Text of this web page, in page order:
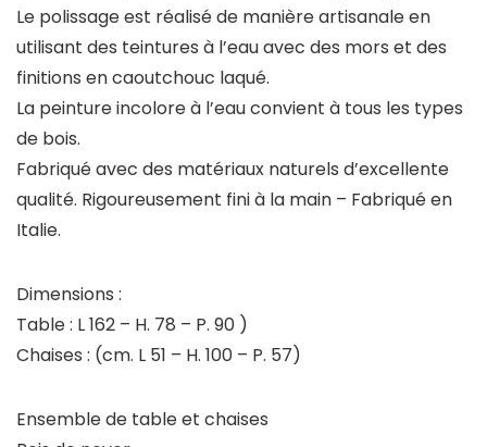
Le polissage est réalisé de manière artisanale en
utilisant des teintures à l’eau avec des mors et des
finitions en caoutchouc laqué.
La peinture incolore à l’eau convient à tous les types
de bois.
Fabriqué avec des matériaux naturels d’excellente
qualité. Rigoureusement fini à la main – Fabriqué en
Italie.
Dimensions :
Table : L 162 – H. 78 – P. 90 )
Chaises : (cm. L 51 – H. 100 – P. 57)
Ensemble de table et chaises